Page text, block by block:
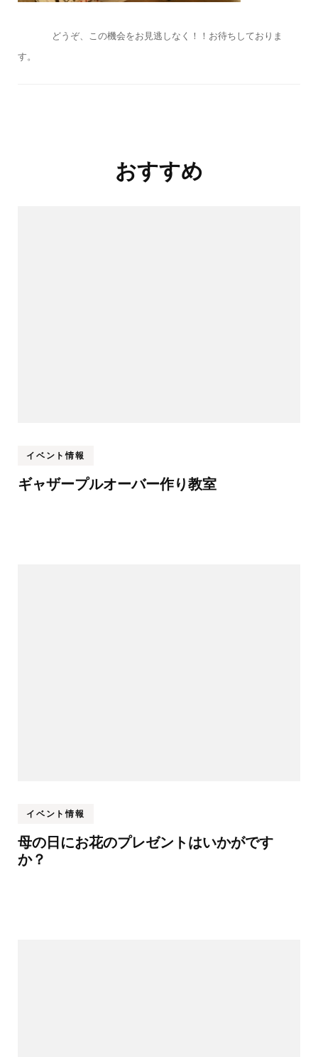
どうぞ、この機会をお見逃しなく！！お待ちしておりま
す。
おすすめ
イベント情報
ギャザープルオーバー作り教室
イベント情報
母の日にお花のプレゼントはいかがです
か？